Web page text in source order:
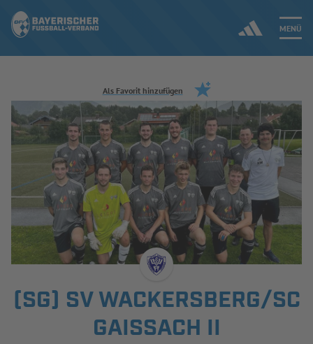
MENÜ
Jetzt einloggen
ERGEBNISSE & WETTBEWERBE
NEUIGKEITEN
SPIELBETRIEB & VERBANDSLEBEN
AUSBILDUNG & FÖRDERUNG
INFOTHEK SPIELPLUS
Als Favorit hinzufügen
(SG) SV WACKERSBERG/SC
GAISSACH II